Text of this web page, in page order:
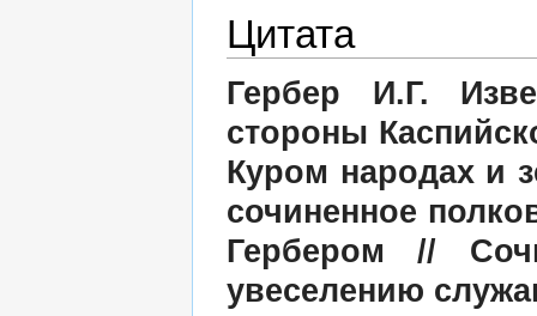
Цитата
Гербер И.Г.
стороны
Куром народах и
сочиненное
Гербером //
увеселению